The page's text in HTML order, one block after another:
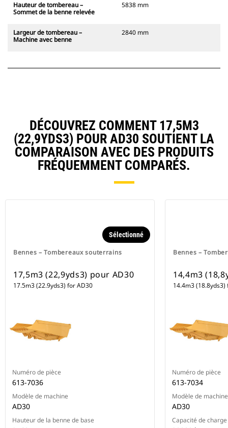
Hauteur de tombereau –
Sommet de la benne relevée
5838 mm
Largeur de tombereau –
Machine avec benne
2840 mm
DÉCOUVREZ COMMENT 17,5M3
(22,9YDS3) POUR AD30 SOUTIENT LA
COMPARAISON AVEC DES PRODUITS
FRÉQUEMMENT COMPARÉS.
Bennes – Tombereaux souterrains
Sélectionné
17,5m3 (22,9yds3) pour AD30
17.5m3 (22.9yds3) for AD30
Numéro de pièce
613-7036
Modèle de machine
AD30
Hauteur de la benne de base
Bennes –
14,4m3
14.4m3 (18.8yds3)
Numéro de pièce
613-7034
Modèle de machine
AD30
Capacité de